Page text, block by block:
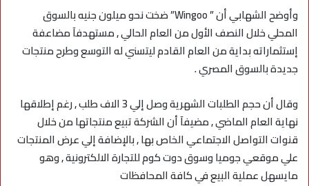
وأوضح الشهابي أن ” Wingoo” ضخت نحو ميلون جنيه بالسوق
المحلي خلال النصف الأول من العام الحالي , مستهدفآ مضاعفة
إستثماراته بداية من العام القادم ليتسني له التوسع وطرح منتجات
جديدة بالسوق المصري .
وقال أن حجم الطلبات الشهرية وصل إلي 3 الاف طلب , رغم إطلاقها
نهاية العام الماضي , مضيفآ أن الشركة تبيع منتجاتها من خلال
قنوات التواصل الاجتماعي الخاص بها , بالإضافة إلي عرض المنتجات
علي موقعي جوميا وسوق دوت كوم للتجارة الالكترونية , وهو
مايسهل عملية البيع في كافة المحافظات